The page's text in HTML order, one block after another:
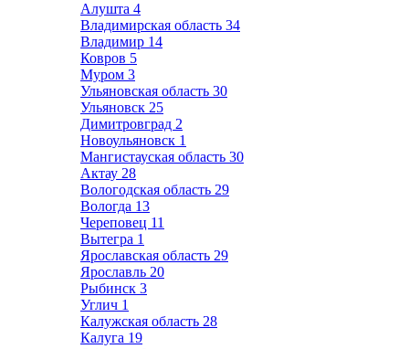
Алушта 4
Владимирская область 34
Владимир 14
Ковров 5
Муром 3
Ульяновская область 30
Ульяновск 25
Димитровград 2
Новоульяновск 1
Мангистауская область 30
Актау 28
Вологодская область 29
Вологда 13
Череповец 11
Вытегра 1
Ярославская область 29
Ярославль 20
Рыбинск 3
Углич 1
Калужская область 28
Калуга 19